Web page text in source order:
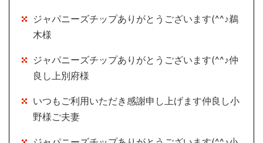
ジャパニーズチップありがとうございます(^^♪鵜
木様
ジャパニーズチップありがとうございます(^^♪仲
良し上別府様
いつもご利用いただき感謝申し上げます仲良し小
野様ご夫妻